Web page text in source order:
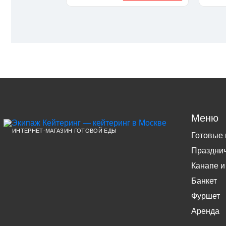
ИНТЕРНЕТ-МАГАЗИН ГОТОВОЙ ЕДЫ
Меню
Готовые
Канапе и
Банкет
Фуршет
Аренда